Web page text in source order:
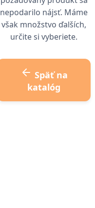
nepodarilo nájsť. Máme
však množstvo ďalších,
určite si vyberiete.
Späť na
katalóg